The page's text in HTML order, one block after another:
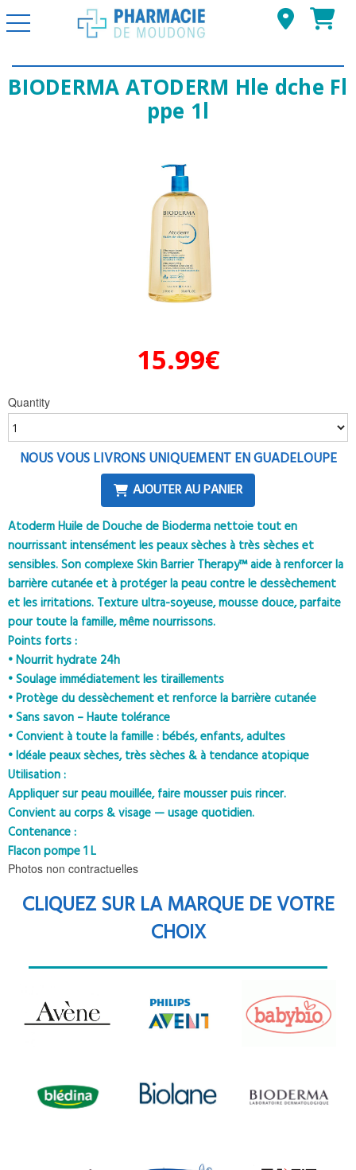
Basculer la navigation
BIODERMA ATODERM Hle dche Fl
ppe 1l
15.99€
Quantity
NOUS VOUS LIVRONS UNIQUEMENT EN GUADELOUPE
AJOUTER AU PANIER
Atoderm Huile de Douche de Bioderma nettoie tout en
nourrissant intensément les peaux sèches à très sèches et
sensibles. Son complexe Skin Barrier Therapy™ aide à renforcer la
barrière cutanée et à protéger la peau contre le dessèchement
et les irritations. Texture ultra-soyeuse, mousse douce, parfaite
pour toute la famille, même nourrissons.
Points forts :
• Nourrit hydrate 24h
• Soulage immédiatement les tiraillements
• Protège du dessèchement et renforce la barrière cutanée
• Sans savon – Haute tolérance
• Convient à toute la famille : bébés, enfants, adultes
• Idéale peaux sèches, très sèches & à tendance atopique
Utilisation :
Appliquer sur peau mouillée, faire mousser puis rincer.
Convient au corps & visage — usage quotidien.
Contenance :
Flacon pompe 1 L
Photos non contractuelles
CLIQUEZ SUR LA MARQUE DE VOTRE
CHOIX